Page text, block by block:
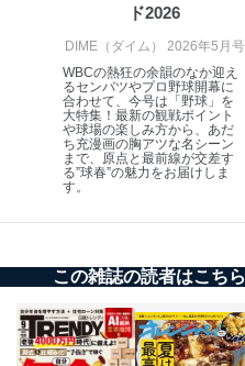
当社の従業者の個
人
6
パートナー（提携
企業）からの委託
により当社の
定期購読サービス
等をご利用の方の
個人情報
購入
提携
た商
ル等
サー
に関
の個人情報
当社
お問
質向
その
ー
ため
※上記の利用目的のうち
ド2026
DIME（ダイム） 2026年5月号
WBCの熱狂の余韻のなか迎え
るセンバツやプロ野球開幕に
合わせて、今号は「野球」を
大特集！最新の観戦ポイント
や球場の楽しみ方から、あだ
ち充漫画の胸アツな名シーン
まで、原点と最前線が交差す
る”球春”の魅力をお届けしま
す。
この雑誌の読者はこち